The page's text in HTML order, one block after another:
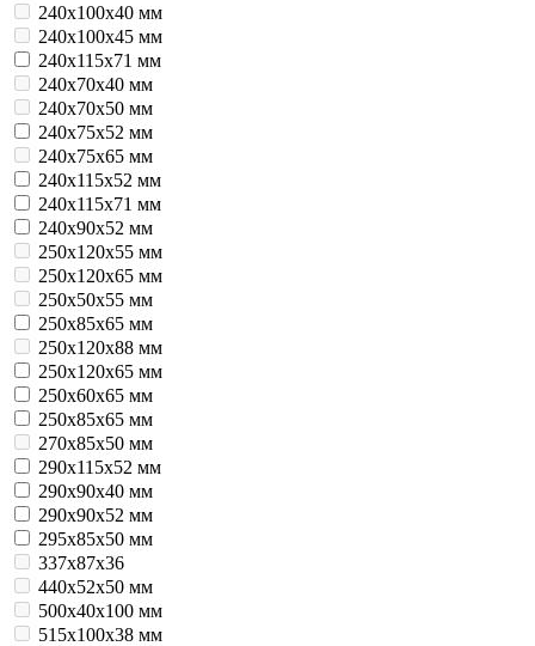
240x100x40 мм
240x100x45 мм
240x115x71 мм
240x70x40 мм
240x70x50 мм
240x75x52 мм
240x75x65 мм
240х115х52 мм
240х115х71 мм
240х90х52 мм
250x120x55 мм
250x120x65 мм
250x50x55 мм
250x85x65 мм
250х120x88 мм
250х120х65 мм
250х60х65 мм
250х85х65 мм
270х85х50 мм
290х115х52 мм
290х90х40 мм
290х90х52 мм
295х85х50 мм
337х87х36
440x52x50 мм
500х40х100 мм
515x100x38 мм